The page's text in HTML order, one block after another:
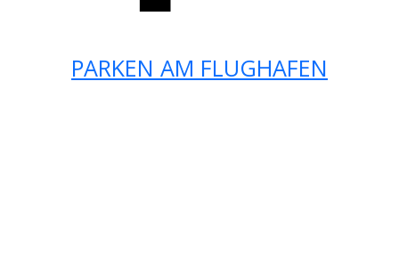
PARKEN AM FLUGHAFEN